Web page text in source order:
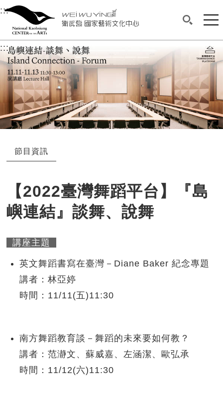
衛武營國家藝術文化中心
中央內容區塊，為本頁主要內容區。
:::選單連結區塊，此區塊列有本網站主要連結。
衛武營國家藝術文化中心
搜尋(開
網
:::中央內容區塊，為本頁主要內容區。
節目資訊
【2022臺灣舞蹈平台】『島
嶼連結』談舞、說舞
講座主題
英文舞蹈書寫在臺灣－Diane Baker 紀念專題
講者：林亞婷
時間：11/11(五)11:30
南方舞蹈教育談－舞蹈的未來要如何教？
講者：范瀞文、蘇威嘉、左涵潔、歐弘承
時間：11/12(六)11:30